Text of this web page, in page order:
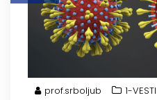
prof.srboljub 1-